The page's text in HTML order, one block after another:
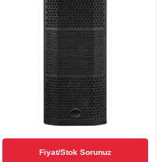
Fiyat/Stok Sorunuz